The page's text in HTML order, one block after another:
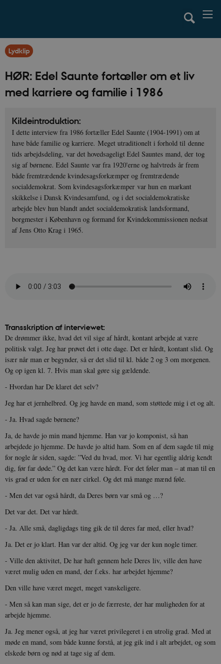
Lydklip
HØR: Edel Saunte fortæller om et liv
med karriere og familie i 1986
Kildeintroduktion:
I dette interview fra 1986 fortæller Edel Saunte (1904-1991) om at
have både familie og karriere. Meget utraditionelt i forhold til denne
tids arbejdsdeling, var det hovedsageligt Edel Sauntes mand, der tog
sig af børnene. Edel Saunte var fra 1920'erne og halvtreds år frem
både fremtrædende kvindesagsforkæmper og fremtrædende
socialdemokrat. Som kvindesagsforkæmper var hun en markant
skikkelse i Dansk Kvindesamfund, og i det socialdemokratiske
arbejde blev hun blandt andet socialdemokratisk landsformand,
borgmester i København og formand for Kvindekommissionen nedsat
af Jens Otto Krag i 1965.
Transskription af interviewet:
De drømmer ikke, hvad det vil sige af hårdt, kontant arbejde at være
politisk valgt. Jeg har prøvet det i otte dage. Det er hårdt, kontant slid. Og
især når man er begynder, så er det slid til kl. både 2 og 3 om morgenen.
Og op igen kl. 7. Hvis man skal gøre sig gældende.
- Hvordan har De klaret det selv?
Jeg har et jernhelbred. Og jeg havde en mand, som støttede mig i et og alt.
- Ja. Hvad sagde børnene?
Ja, de havde jo min mand hjemme. Han var jo komponist, så han
arbejdede jo hjemme. De havde jo altid ham. Som en af dem sagde til mig
for nogle år siden, sagde: ”Ved du hvad, mor. Vi har egentlig aldrig kendt
dig, før far døde.” Og det kan være hårdt. For det føler man – at man til en
vis grad er uden for en nær cirkel. Og det må mange mænd føle.
- Men det var også hårdt, da Deres børn var små og …?
Det var det. Det var hårdt.
- Ja. Alle små, dagligdags ting gik de til deres far med, eller hvad?
Ja. Det er jo klart. Han var der altid. Og jeg var der kun nogle timer.
- Ville den aktivitet, De har haft gennem hele Deres liv, ville den have
været mulig uden en mand, der f.eks. har arbejdet hjemme?
Den ville have været meget, meget vanskeligere.
- Men så kan man sige, det er jo de færreste, der har muligheden for at
arbejde hjemme.
Ja. Jeg mener også, at jeg har været privilegeret i en utrolig grad. Med at
møde en mand, som både kunne forstå, at jeg gik ind i alt arbejdet, og som
elskede børn og nød at tage sig af dem.